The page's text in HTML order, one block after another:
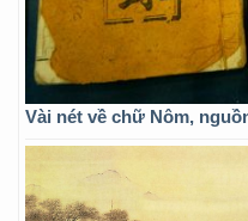
Vài nét về chữ Nôm,